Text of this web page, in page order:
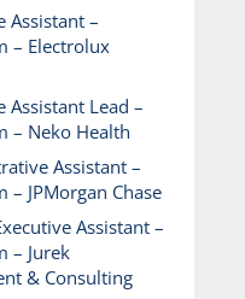
Assistant –
– Electrolux
Assistant Lead –
– Neko Health
Assistant –
– JPMorgan Chase
Assistant –
– Jurek
& Consulting